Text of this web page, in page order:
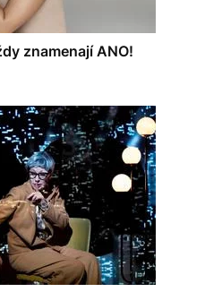
znamenají ANO!